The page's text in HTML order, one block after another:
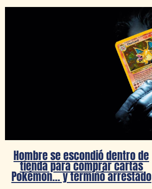
Hombre se escondió dentro de
tienda para comprar cartas
Pokémon… y terminó arrestado